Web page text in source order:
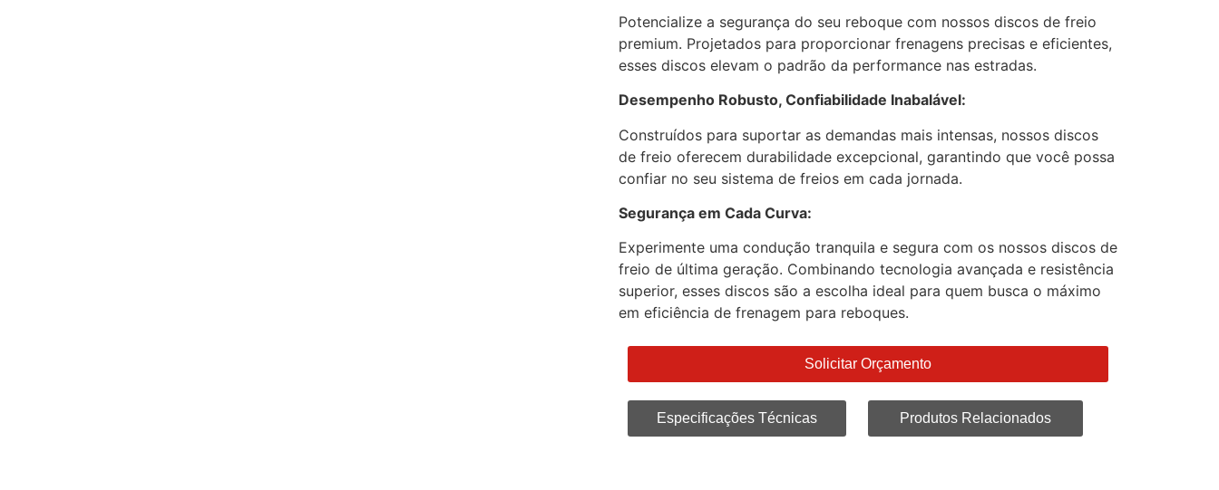
Potencialize a segurança do seu reboque com nossos discos de freio
premium. Projetados para proporcionar frenagens precisas e eficientes,
esses discos elevam o padrão da performance nas estradas.
Desempenho Robusto, Confiabilidade Inabalável:
Construídos para suportar as demandas mais intensas, nossos discos
de freio oferecem durabilidade excepcional, garantindo que você possa
confiar no seu sistema de freios em cada jornada.
Segurança em Cada Curva:
Experimente uma condução tranquila e segura com os nossos discos de
freio de última geração. Combinando tecnologia avançada e resistência
superior, esses discos são a escolha ideal para quem busca o máximo
em eficiência de frenagem para reboques.
Solicitar Orçamento
Especificações Técnicas Produtos Relacionados